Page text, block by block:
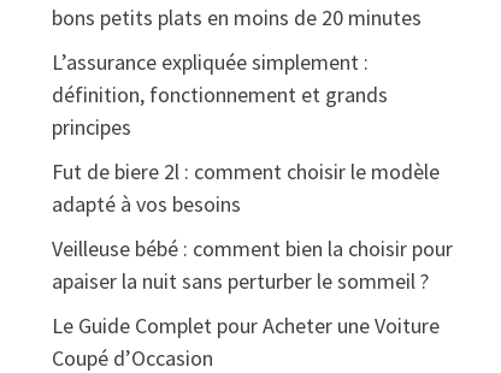
bons petits plats en moins de 20 minutes
L’assurance expliquée simplement :
définition, fonctionnement et grands
principes
Fut de biere 2l : comment choisir le modèle
adapté à vos besoins
Veilleuse bébé : comment bien la choisir pour
apaiser la nuit sans perturber le sommeil ?
Le Guide Complet pour Acheter une Voiture
Coupé d’Occasion